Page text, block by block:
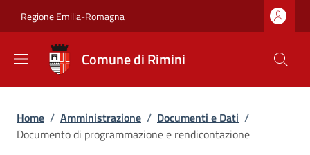
Regione Emilia-Romagna
Comune di Rimini
Briciole di pane
Home / Amministrazione / Documenti e Dati /
Documento di programmazione e rendicontazione